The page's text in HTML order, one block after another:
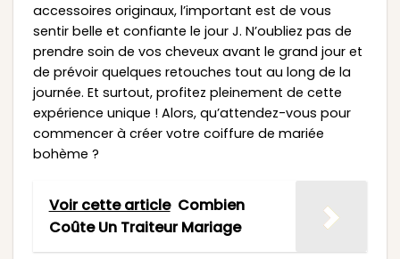
accessoires originaux, l’important est de vous
sentir belle et confiante le jour J. N’oubliez pas de
prendre soin de vos cheveux avant le grand jour et
de prévoir quelques retouches tout au long de la
journée. Et surtout, profitez pleinement de cette
expérience unique ! Alors, qu’attendez-vous pour
commencer à créer votre coiffure de mariée
bohème ?
Voir cette article Combien
Coûte Un Traiteur Mariage